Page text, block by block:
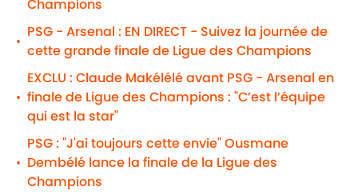
Champions
•
PSG - Arsenal : EN DIRECT - Suivez la journée de
cette grande finale de Ligue des Champions
•
EXCLU : Claude Makélélé avant PSG - Arsenal en
finale de Ligue des Champions : "C’est l’équipe
qui est la star"
•
PSG : "J'ai toujours cette envie" Ousmane
Dembélé lance la finale de la Ligue des
Champions